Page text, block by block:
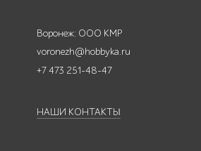
Воронеж: ООО КМР
voronezh@hobbyka.ru
+7 473 251-48-47
НАШИ КОНТАКТЫ